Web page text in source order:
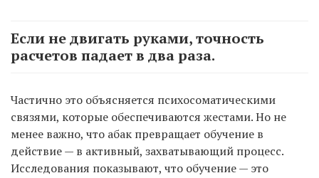
Если не двигать руками, точность
расчетов падает в два раза.
Частично это объясняется психосоматическими
связями, которые обеспечиваются жестами. Но не
менее важно, что абак превращает обучение в
действие — в активный, захватывающий процесс.
Исследования показывают, что обучение — это